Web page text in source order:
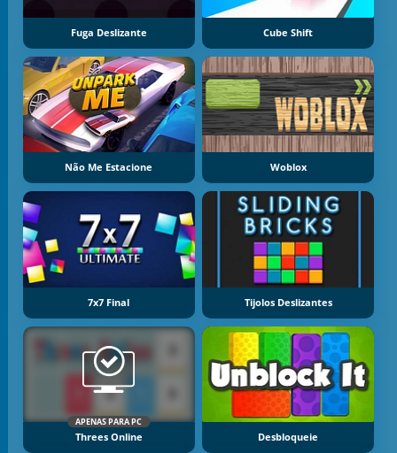
Fuga Deslizante Cube Shift
Não Me Estacione Woblox
7x7 Final Tijolos Deslizantes
APENAS PARA PC
Threes Online Desbloqueie